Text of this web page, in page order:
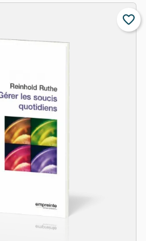
favorite_border